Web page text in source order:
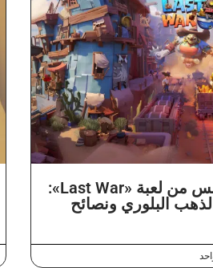
دليل الموسم الخامس من لعبة «Last War»:
البلوري ونصائح